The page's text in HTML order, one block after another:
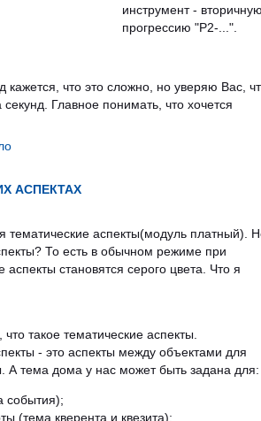
инструмент -
прогрессию "P2-...".
кажется, что это сложно, но уверяю Вас,
секунд. Главное понимать, что хочется
АСПЕКТАХ
тематические аспекты(модуль платный).
То есть в обычном режиме при
аспекты становятся серого цвета. Что я
такое тематические аспекты.
- это аспекты между объектами для
А тема дома у нас может быть задана для:
события);
(тема кверента и квезита);